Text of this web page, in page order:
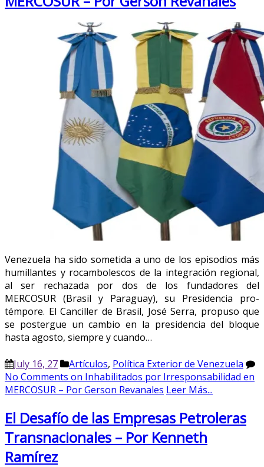
Venezuela ha sido sometida a uno de los episodios más
humillantes y rocambolescos de la integración regional,
al ser rechazada por dos de los fundadores del
MERCOSUR (Brasil y Paraguay), su Presidencia pro-
témpore. El Canciller de Brasil, José Serra, propuso que
se postergue un cambio en la presidencia del bloque
hasta agosto, siempre y cuando…
July 16, 27 Artículos, Política Exterior de Venezuela
No Comments on Inhabilitados por Irresponsabilidad en
MERCOSUR – Por Gerson Revanales Leer Más...
El Desafío de las Empresas Petroleras
Transnacionales – Por Kenneth
Ramírez